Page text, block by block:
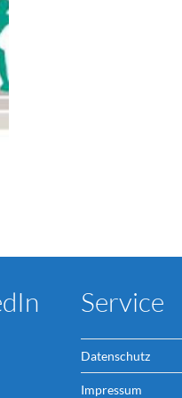
Service
Datenschutz
Impressum